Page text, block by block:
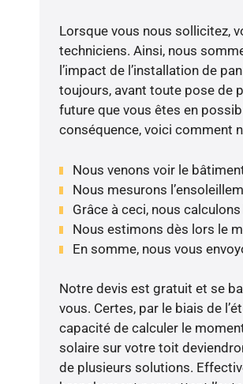
Lorsque vous nous sollicitez,
techniciens. Ainsi, nous
l’impact de l’installation de
toujours, avant toute pose de
future que vous êtes en
conséquence, voici comment
Nous venons voir le
Nous mesurons
Grâce à ceci, nous
Nous estimons dès lors le
En somme, nous vous
Notre devis est gratuit et se
vous. Certes, par le biais de
capacité de calculer le
solaire sur votre toit
de plusieurs solutions.